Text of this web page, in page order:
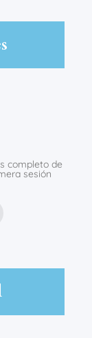
completo de
sesión